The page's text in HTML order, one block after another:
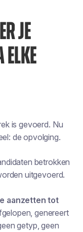
JE
is gevoerd. Nu
de opvolging.
betrokken
uitgevoerd.
aanzetten tot
genereert
getyp, geen